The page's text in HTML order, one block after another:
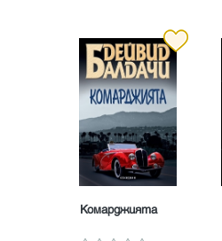
Комарджията